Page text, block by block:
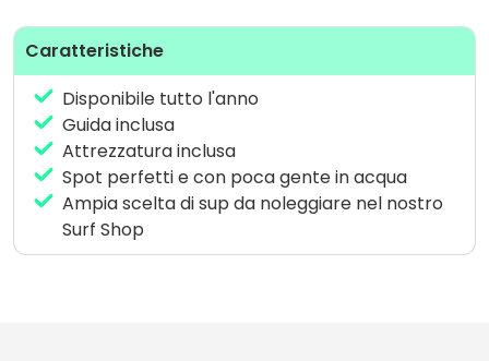
Caratteristiche
Disponibile tutto l'anno
Guida inclusa
Attrezzatura inclusa
Spot perfetti e con poca gente in acqua
Ampia scelta di sup da noleggiare nel nostro
Surf Shop